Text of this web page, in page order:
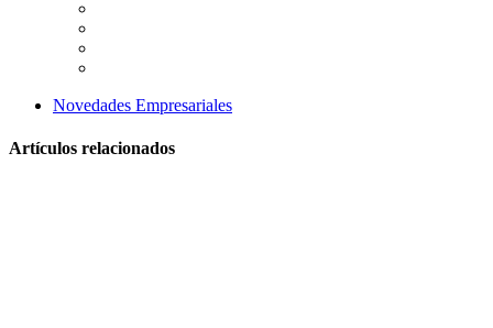
Novedades Empresariales
Artículos relacionados